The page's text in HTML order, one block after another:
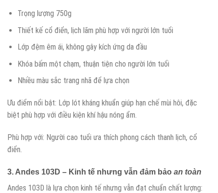
Trọng lượng 750g
Thiết kế cổ điển, lịch lãm phù hợp với người lớn tuổi
Lớp đệm êm ái, không gây kích ứng da đầu
Khóa bấm một chạm, thuận tiện cho người lớn tuổi
Nhiều màu sắc trang nhã để lựa chọn
Ưu điểm nổi bật: Lớp lót kháng khuẩn giúp hạn chế mùi hôi, đặc
biệt phù hợp với điều kiện khí hậu nóng ẩm.
Phù hợp với: Người cao tuổi ưa thích phong cách thanh lịch, cổ
điển.
3. Andes 103D – Kinh tế nhưng vẫn đảm bảo an toàn
Andes 103D là lựa chọn kinh tế nhưng vẫn đạt chuẩn chất lượng: